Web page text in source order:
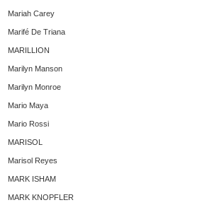
Mariah Carey
Marifé De Triana
MARILLION
Marilyn Manson
Marilyn Monroe
Mario Maya
Mario Rossi
MARISOL
Marisol Reyes
MARK ISHAM
MARK KNOPFLER